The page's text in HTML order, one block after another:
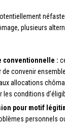
plusieurs
conventionnelle :
de convenir
allocations
les conditions
pour motif
personnels